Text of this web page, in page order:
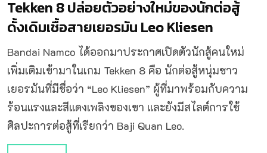
Tekken 8 ปล่อยตัวอย่างใหม่ของนักต่อสู้
ดั้งเดิมเชื้อสายเยอรมัน Leo Kliesen
Bandai Namco ได้ออกมาประกาศเปิดตัวนักสู้คนใหม่
เพิ่มเติมเข้ามาในเกม Tekken 8 คือ นักต่อสู้หนุ่มชาว
เยอรมันที่มีชื่อว่า “Leo Kliesen” ผู้ที่มาพร้อมกับความ
ร้อนแรงและสีแดงเพลิงของเขา และยังมีสไลต์การใช้
ศิลปะการต่อสู้ที่เรียกว่า Baji Quan Leo.